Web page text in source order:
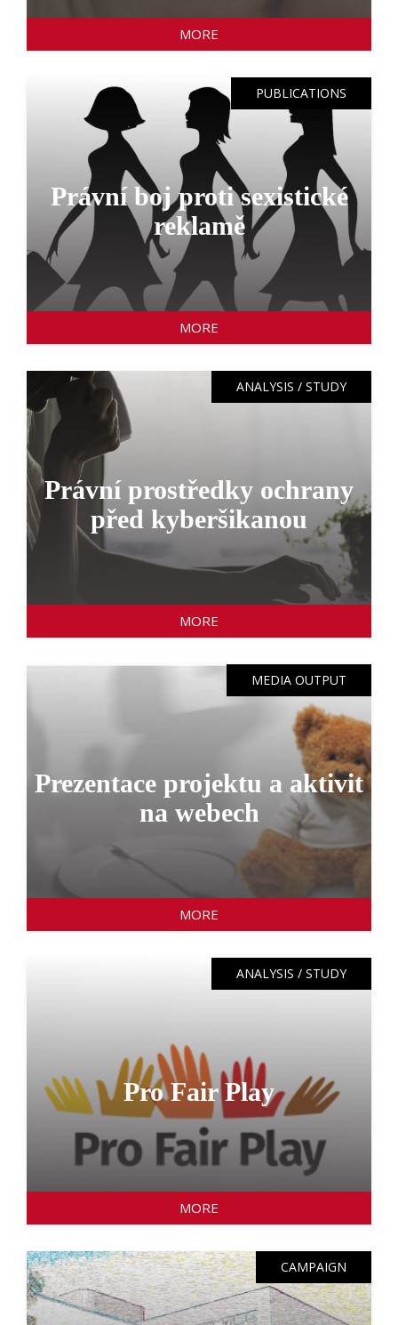
MORE
PUBLICATIONS
Právní boj proti sexistické
reklamě
MORE
ANALYSIS / STUDY
Právní prostředky ochrany
před kyberšikanou
MORE
MEDIA OUTPUT
Prezentace projektu a aktivit
na webech
MORE
ANALYSIS / STUDY
Pro Fair Play
MORE
CAMPAIGN